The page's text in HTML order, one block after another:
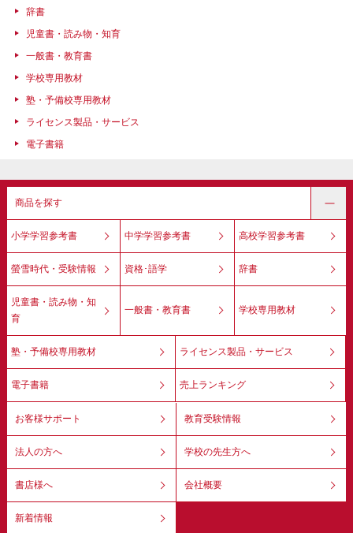
辞書
児童書・読み物・知育
一般書・教育書
学校専用教材
塾・予備校専用教材
ライセンス製品・サービス
電子書籍
商品を探す
小学学習参考書 中学学習参考書 高校学習参考書
螢雪時代・受験情報 資格･語学 辞書
児童書・読み物・知
育
一般書・教育書 学校専用教材
塾・予備校専用教材 ライセンス製品・サービス
電子書籍 売上ランキング
お客様サポート 教育受験情報
法人の方へ 学校の先生方へ
書店様へ 会社概要
新着情報